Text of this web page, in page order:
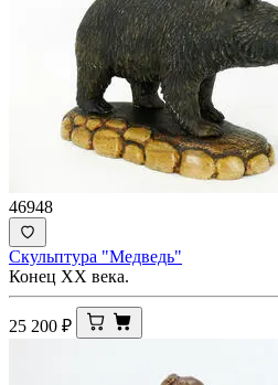
46948
Скульптура "Медведь"
Конец ХХ века.
25 200 ₽